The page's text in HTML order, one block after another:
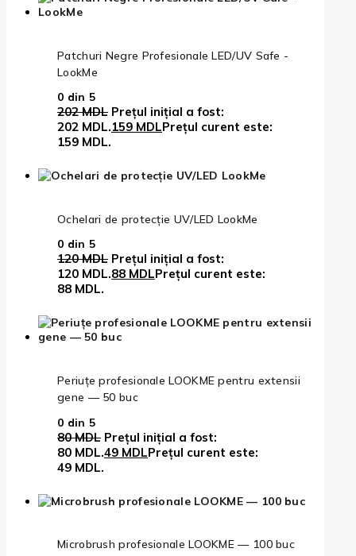
Patchuri Negre Profesionale LED/UV Safe -
LookMe
0 din 5
202MDL Prețul inițial a fost:
202 MDL.159 MDLPrețul curent este:
159 MDL.
Ochelari de protecție UV/LED LookMe
0 din 5
120MDL Prețul inițial a fost:
120 MDL.88 MDLPrețul curent este:
88 MDL.
Periuțe profesionale LOOKME pentru extensii
gene — 50 buc
0 din 5
80MDL Prețul inițial a fost:
80 MDL.49 MDLPrețul curent este:
49 MDL.
Microbrush profesionale LOOKME — 100 buc